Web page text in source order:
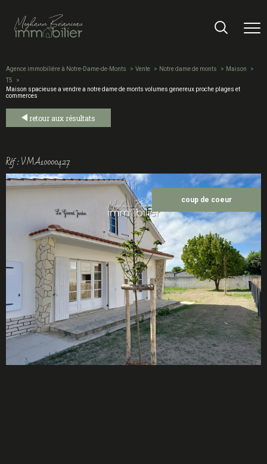
Agence immobilière à Notre-Dame-de-Monts Vente Notre dame de monts
Maison
T5
Maison spacieuse a vendre a notre dame de monts volumes genereux proche plages et
commerces
retour aux résultats
Réf : VMA10000427
coup de coeur